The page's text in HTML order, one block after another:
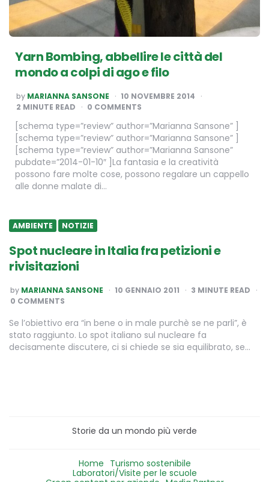
Yarn Bombing, abbellire le città del
mondo a colpi di ago e filo
POSTED
BY
by MARIANNA SANSONE
10 NOVEMBRE 2014
2 MINUTE READ 0 COMMENTS
[schema type=”review” author=”Marianna Sansone” ]
[schema type=”review” author=”Marianna Sansone” ]
[schema type=”review” author=”Marianna Sansone”
pubdate=”2014-01-10″ ]La fantasia e la creatività
possono fare molte cose, possono regalare un cappello
alle donne malate di…
AMBIENTE NOTIZIE
Spot nucleare in Italia fra petizioni e
rivisitazioni
POSTED
BY
by MARIANNA SANSONE 10 GENNAIO 2011 3 MINUTE READ
0 COMMENTS
Se l’obiettivo era “in bene o in male purchè se ne parli”, è
stato raggiunto. Lo spot italiano sul nucleare fa
decisamente discutere, ci si chiede se sia equilibrato, se…
Storie da un mondo più verde
Home Turismo sostenibile
Laboratori/Visite per le scuole